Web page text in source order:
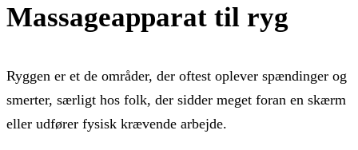
Massageapparat til ryg
Ryggen er et de områder, der oftest oplever spændinger og
smerter, særligt hos folk, der sidder meget foran en skærm
eller udfører fysisk krævende arbejde.